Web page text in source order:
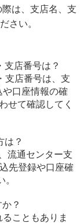
は、支店名、支
さい。
支店番号は？
支店番号は、支
口座情報の確
せて確認してく
は？
流通センター支
先登録や口座確
？
こともありま